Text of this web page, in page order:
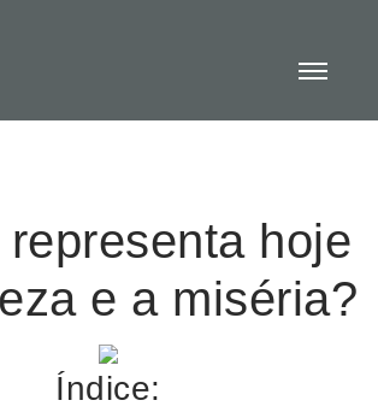
representa hoje
e a miséria?
Índice: